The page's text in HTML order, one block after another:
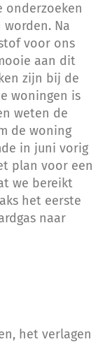
onderzoeken
Na
voor ons
aan dit
zijn bij de
woningen is
weten de
de woning
in juni vorig
plan voor een
we bereikt
het eerste
naar
het verlagen